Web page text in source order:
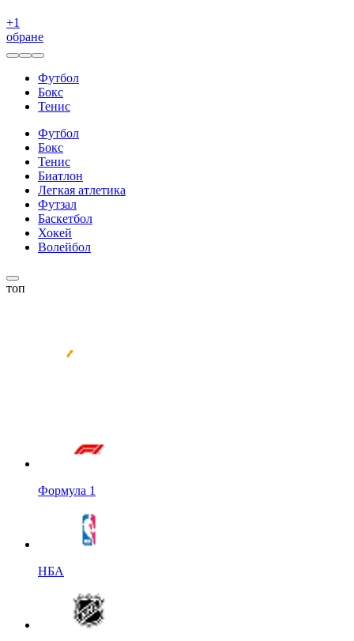
+1
обране
Футбол
Бокс
Тенис
Футбол
Бокс
Тенис
Биатлон
Легкая атлетика
Футзал
Баскетбол
Хокей
Волейбол
топ
Формула 1
НБА